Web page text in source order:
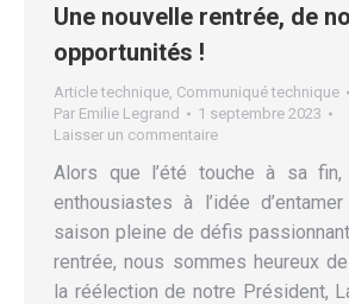
Une nouvelle rentrée, de
opportunités !
Article technique Communiqué technique
Par Emilie Legrand
1 septembre 2023
Laisser un commentaire
Alors que l’été touche à sa fin,
enthousiastes à l’idée
saison pleine de défis
rentrée, nous sommes heureux
la réélection de notre Président,